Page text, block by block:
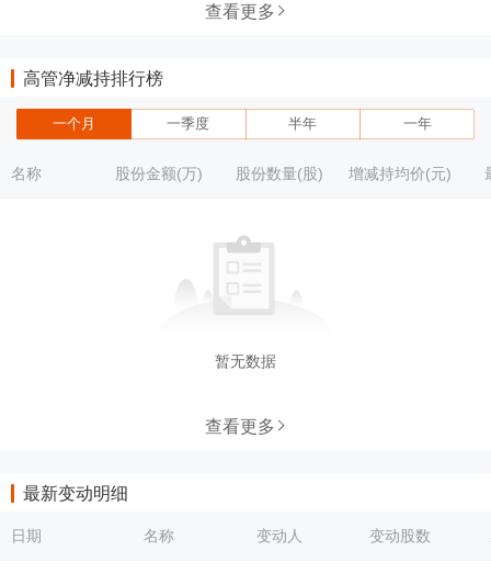
查看更多
高管净减持排行榜
一个月 一季度 半年 一年
名称 股份金额(万) 股份数量(股) 增减持均价(元)
暂无数据
查看更多
最新变动明细
日期 名称 变动人 变动股数